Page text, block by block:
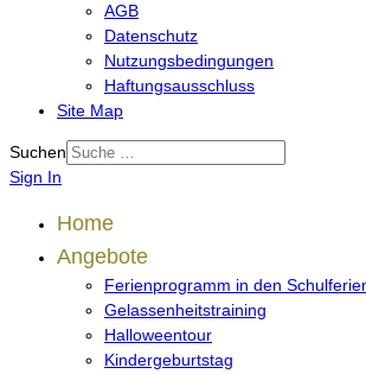
AGB
Datenschutz
Nutzungsbedingungen
Haftungsausschluss
Site Map
Suchen
Sign In
Home
Angebote
Ferienprogramm in den
Gelassenheitstraining
Halloweentour
Kindergeburtstag